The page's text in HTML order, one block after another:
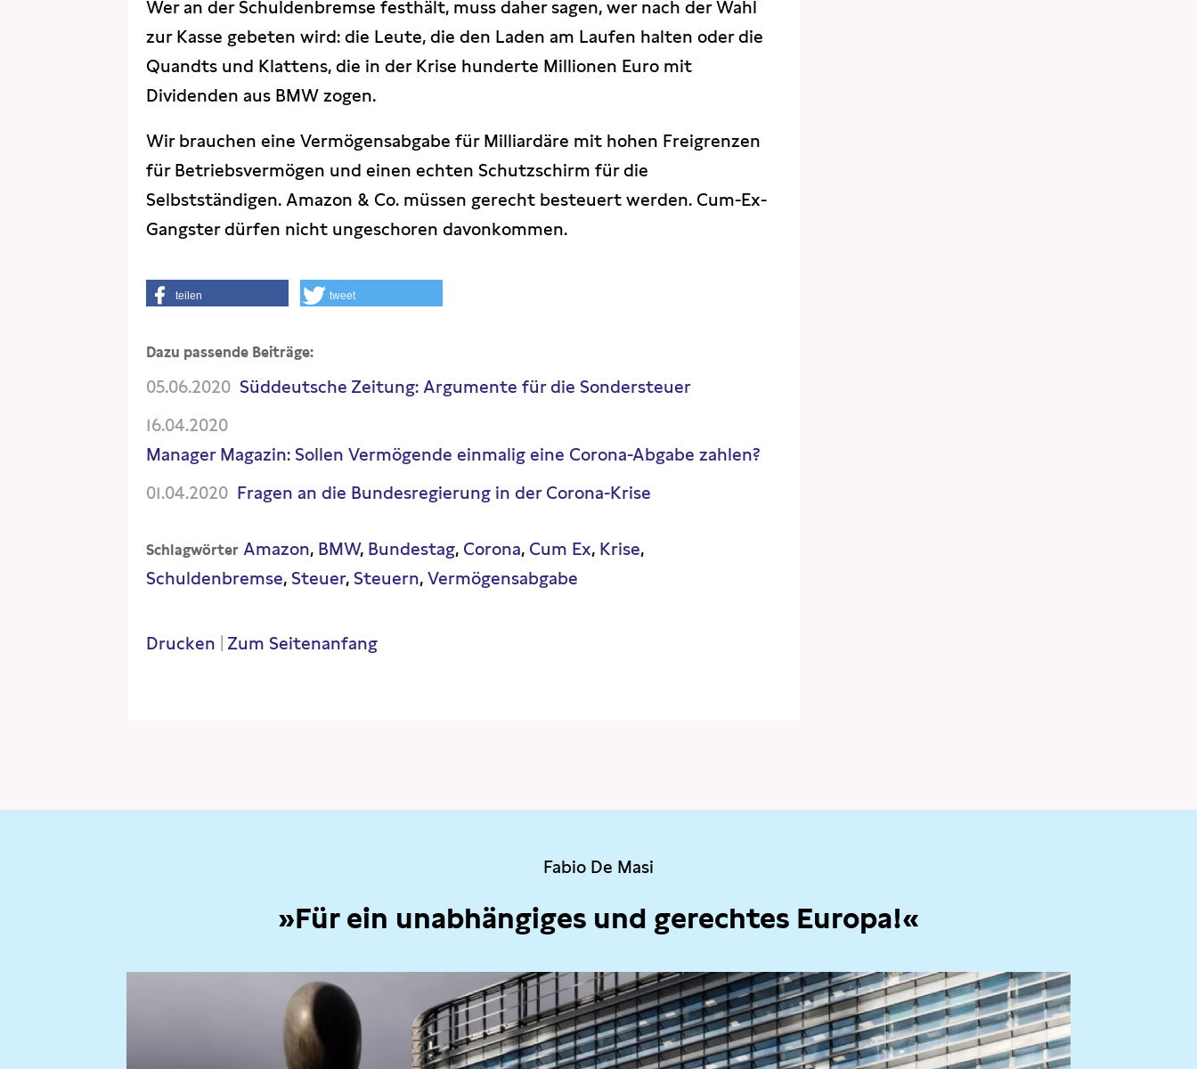
Wer an der Schuldenbremse festhält, muss daher sagen, wer nach der Wahl
zur Kasse gebeten wird: die Leute, die den Laden am Laufen halten oder die
Quandts und Klattens, die in der Krise hunderte Millionen Euro mit
Dividenden aus BMW zogen.
Wir brauchen eine Vermögensabgabe für Milliardäre mit hohen Freigrenzen
für Betriebsvermögen und einen echten Schutzschirm für die
Selbstständigen. Amazon & Co. müssen gerecht besteuert werden. Cum-Ex-
Gangster dürfen nicht ungeschoren davonkommen.
teilen tweet
Dazu passende Beiträge:
05.06.2020 Süddeutsche Zeitung: Argumente für die Sondersteuer
16.04.2020
Manager Magazin: Sollen Vermögende einmalig eine Corona-Abgabe zahlen?
01.04.2020 Fragen an die Bundesregierung in der Corona-Krise
Schlagwörter Amazon BMW Bundestag Corona Cum Ex Krise
Schuldenbremse Steuer Steuern Vermögensabgabe
Drucken Zum Seitenanfang
Fabio De Masi
»Für ein unabhängiges und gerechtes Europa!«